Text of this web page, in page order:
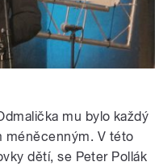
mu bylo každý
méněcenným. V této
dětí, se Peter Pollák